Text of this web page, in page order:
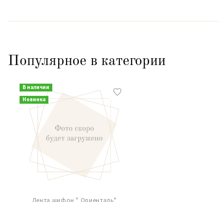
Популярное в категории
В наличии
Новинка
Лента шифон " Ориенталь"